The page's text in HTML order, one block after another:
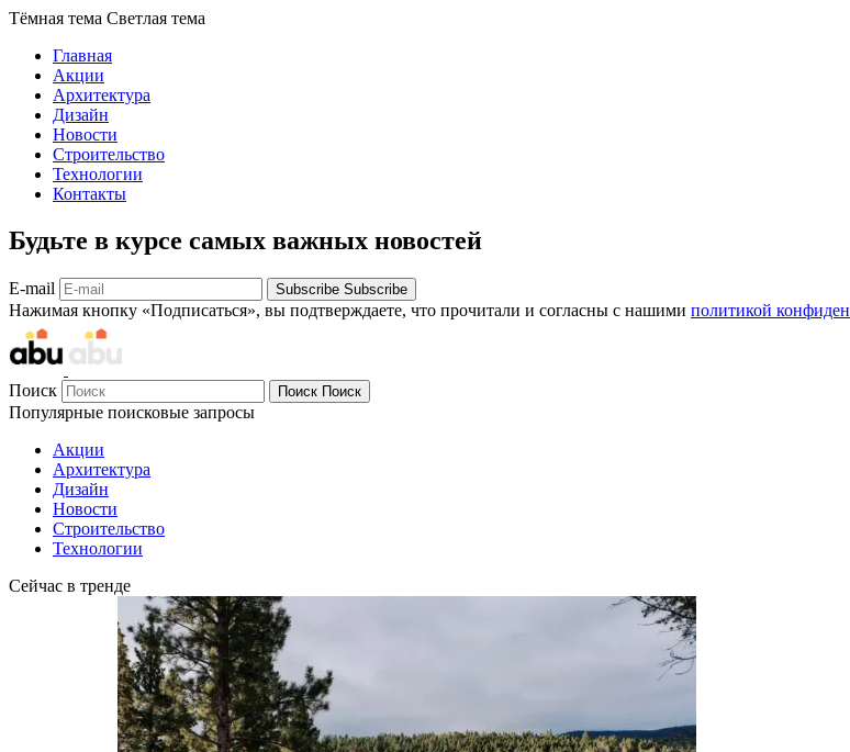
Тёмная тема Светлая тема
Главная
Акции
Архитектура
Дизайн
Новости
Строительство
Технологии
Контакты
Будьте в курсе самых важных новостей
E-mail Subscribe Subscribe
Нажимая кнопку «Подписаться», вы подтверждаете, что прочитали и согласны с нашими политикой
Поиск Поиск Поиск
Популярные поисковые запросы
Акции
Архитектура
Дизайн
Новости
Строительство
Технологии
Сейчас в тренде